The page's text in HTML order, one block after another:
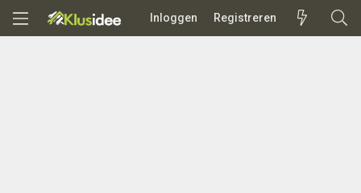
Inloggen Registreren